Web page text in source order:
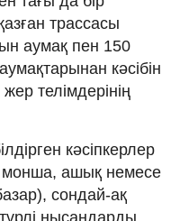
трассасы
аумақ пен 150
кәсібін
телімдерінің
кәсіпкерлер
монша, ашық немесе
сондай-ақ